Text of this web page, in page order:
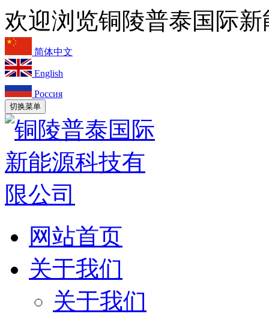
欢迎浏览铜陵普泰国际
简体中文
English
Россия
切换菜单
网站首页
关于我们
关于我们